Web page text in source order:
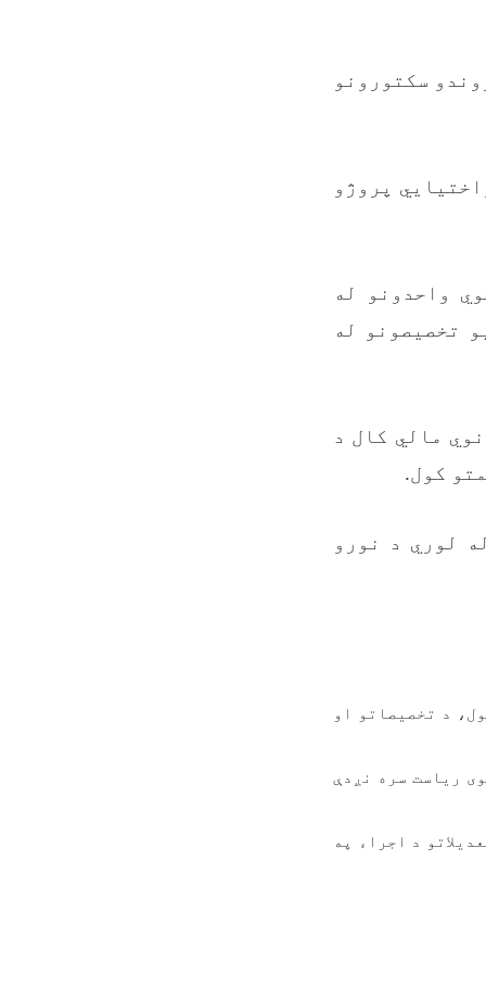
سکتورونو
پروژو
واحدونو له
تخصیصونو له
مالي کال د
کول.
لوري د نورو
د تخصیصاتو او
ریاست سره نږدې
د اجراء په